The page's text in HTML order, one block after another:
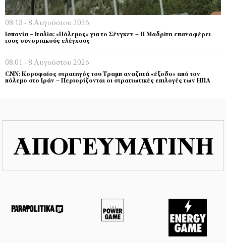
08:13 - 8 Αυγούστου 2026
Ισπανία – Ιταλία: «Πόλεμος» για το Σένγκεν – Η Μαδρίτη επαναφέρει
τους συνοριακούς ελέγχους
08:01 - 8 Αυγούστου 2026
CNN: Κορυφαίος στρατηγός του Τραμπ αναζητά «έξοδο» από τον
πόλεμο στο Ιράν – Περιορίζονται οι στρατιωτικές επιλογές των ΗΠΑ